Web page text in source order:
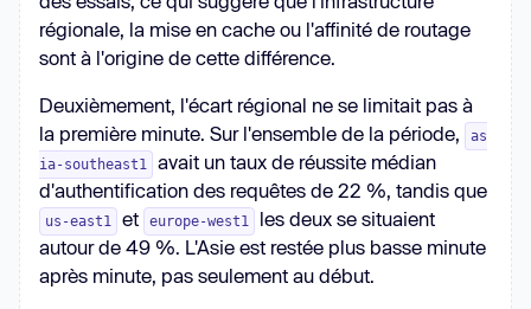
régionale, la mise en cache ou l'affinité de routage
sont à l'origine de cette différence.
Deuxièmement, l'écart régional ne se limitait pas à
la première minute. Sur l'ensemble de la période,
as
ia-southeast1
avait un taux de réussite médian
d'authentification des requêtes de 22 %, tandis que
us-east1 et europe-west1
les deux se situaient
autour de 49 %. L'Asie est restée plus basse minute
après minute, pas seulement au début.